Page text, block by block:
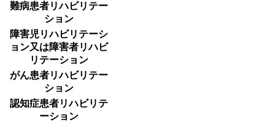
難病患者リハビリテー
ション
障害児リハビリテーシ
ョン又は障害者リハビ
リテーション
がん患者リハビリテー
ション
認知症患者リハビリテ
ーション